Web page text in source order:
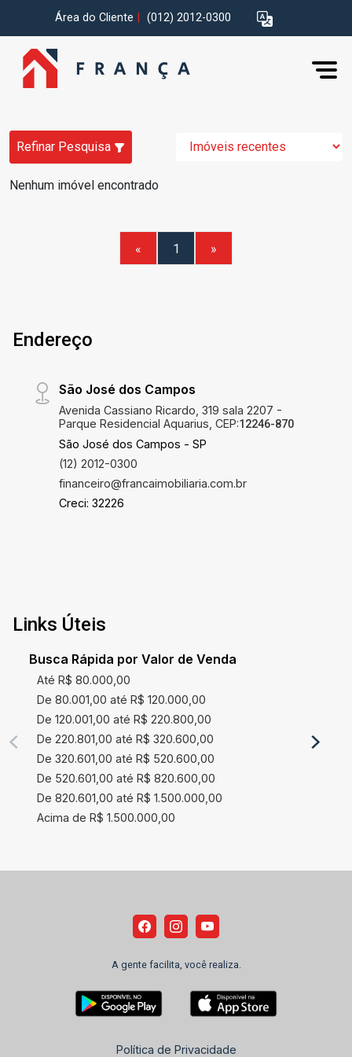
Área do Cliente (012) 2012-0300
Refinar Pesquisa
Nenhum imóvel encontrado
« 1 »
Endereço
São José dos Campos
Avenida Cassiano Ricardo, 319 sala 2207 -
Parque Residencial Aquarius, CEP:12246-870
São José dos Campos - SP
(12) 2012-0300
financeiro@francaimobiliaria.com.br
Creci: 32226
Links Úteis
Busca Rápida por Valor de Venda
Até R$ 80.000,00
De 80.001,00 até R$ 120.000,00
De 120.001,00 até R$ 220.800,00
De 220.801,00 até R$ 320.600,00
De 320.601,00 até R$ 520.600,00
De 520.601,00 até R$ 820.600,00
De 820.601,00 até R$ 1.500.000,00
Acima de R$ 1.500.000,00
A gente facilita, você realiza.
Política de Privacidade